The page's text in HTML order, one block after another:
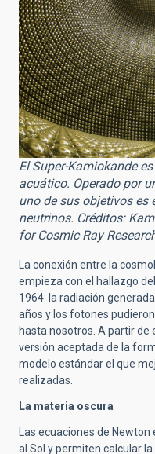
El Super-Kamiokande
acuático. Operado por
uno de sus objetivos es
neutrinos. Créditos:
for Cosmic Ray
La conexión entre la
empieza con el hallazgo
1964: la radiación
años y los fotones
hasta nosotros. A partir de
versión aceptada de la
modelo estándar el que
realizadas.
La materia oscura
Las ecuaciones de
al Sol y permiten calcular